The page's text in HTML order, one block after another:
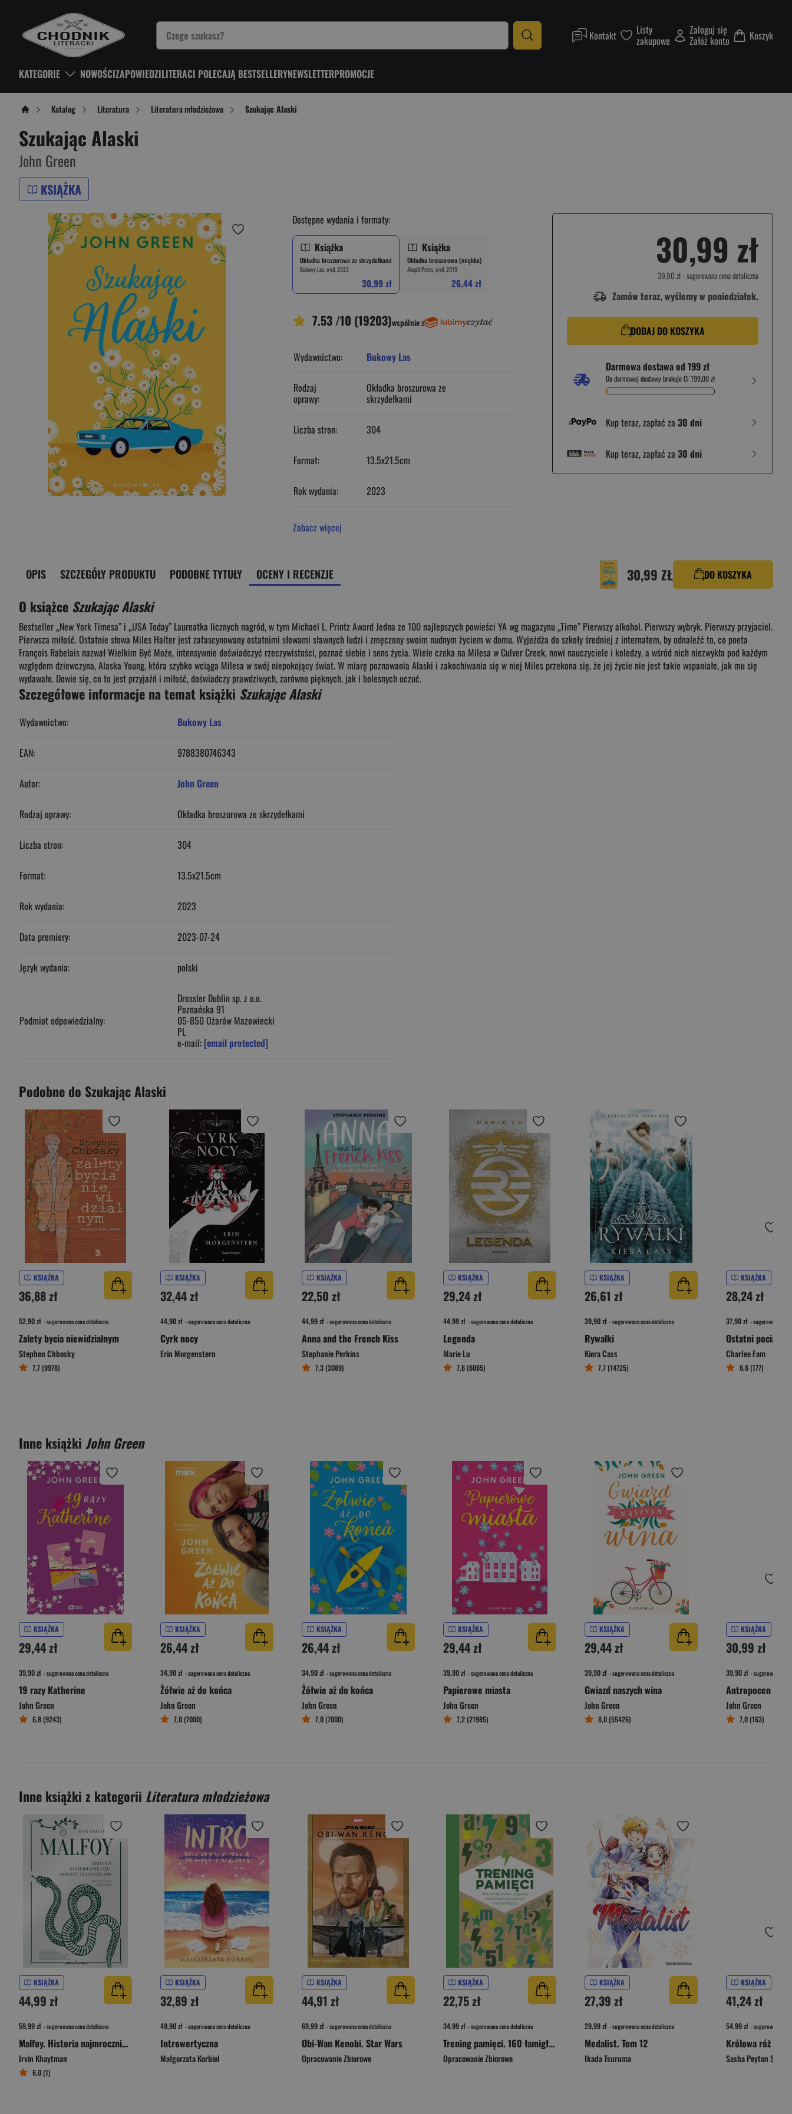
Kontakt Listy
zakupowe
Zaloguj się
Załóż konto Koszyk
KATEGORIE NOWOŚCIZAPOWIEDZILITERACI POLECAJĄ BESTSELLERYNEWSLETTERPROMOCJE
Katalog Literatura Literatura młodzieżowa Szukając Alaski
Szukając Alaski
John Green
KSIĄŻKA
30,99 zł
39,90 zł- sugerowana cena detaliczna
Zamów teraz, wyślemy w poniedziałek.
DODAJ DO KOSZYKA
Darmowa dostawa od 199 zł
Do darmowej dostawy brakuje Ci 199,00 zł
Kup teraz, zapłać za 30 dni
Kup teraz, zapłać za 30 dni
Dostępne wydania i formaty:
Książka
Okładka broszurowa ze skrzydełkami
Bukowy Las, wyd. 2023
30,99 zł
Książka
Okładka broszurowa (miękka)
Akapit Press, wyd. 2019
26,44 zł
7.53 /10 (19203)wspólnie z
Wydawnictwo: Bukowy Las
Rodzaj
oprawy:
Okładka broszurowa ze
skrzydełkami
Liczba stron: 304
Format: 13.5x21.5cm
Rok wydania: 2023
Zobacz więcej
OPIS SZCZEGÓŁY PRODUKTU PODOBNE TYTUŁY OCENY I RECENZJE 30,99 ZŁ DO KOSZYKA
O książce Szukając Alaski
Bestseller „New York Timesa” i „USA Today” Laureatka licznych nagród, w tym Michael L. Printz Award Jedna ze 100 najlepszych powieści YA wg magazynu „Time” Pierwszy alkohol. Pierwszy wybryk. Pierwszy przyjaciel.
Pierwsza miłość. Ostatnie słowa Miles Halter jest zafascynowany ostatnimi słowami sławnych ludzi i zmęczony swoim nudnym życiem w domu. Wyjeżdża do szkoły średniej z internatem, by odnaleźć to, co poeta
François Rabelais nazwał Wielkim Być Może, intensywnie doświadczyć rzeczywistości, poznać siebie i sens życia. Wiele czeka na Milesa w Culver Creek, nowi nauczyciele i koledzy, a wśród nich niezwykła pod każdym
względem dziewczyna, Alaska Young, która szybko wciąga Milesa w swój niepokojący świat. W miarę poznawania Alaski i zakochiwania się w niej Miles przekona się, że jej życie nie jest takie wspaniałe, jak mu się
wydawało. Dowie się, co to jest przyjaźń i miłość, doświadczy prawdziwych, zarówno pięknych, jak i bolesnych uczuć.
Szczegółowe informacje na temat książki Szukając Alaski
Wydawnictwo: Bukowy Las
EAN: 9788380746343
Autor: John Green
Rodzaj oprawy: Okładka broszurowa ze skrzydełkami
Liczba stron: 304
Format: 13.5x21.5cm
Rok wydania: 2023
Data premiery: 2023-07-24
Język wydania: polski
Podmiot odpowiedzialny:
Dressler Dublin sp. z o.o.
Poznańska 91
05-850 Ożarów Mazowiecki
PL
e-mail: [email protected]
Podobne do Szukając Alaski
KSIĄŻKA
36,88 zł
52,90 zł - sugerowana cena detaliczna
Zalety bycia niewidzialnym
Stephen Chbosky
7,7 (9978)
KSIĄŻKA
32,44 zł
44,90 zł - sugerowana cena detaliczna
Cyrk nocy
Erin Morgenstern
KSIĄŻKA
22,50 zł
44,99 zł - sugerowana cena detaliczna
Anna and the French Kiss
Stephanie Perkins
7,3 (3089)
KSIĄŻKA
29,24 zł
44,99 zł - sugerowana cena detaliczna
Legenda
Marie Lu
7,6 (6065)
KSIĄŻKA
26,61 zł
39,90 zł - sugerowana cena detaliczna
Rywalki
Kiera Cass
7,7 (14725)
KSIĄŻKA
28,24 zł
37,90 zł - sugerowana
Ostatni pociąg
Charlee Fam
6,6 (177)
Inne książki John Green
KSIĄŻKA
29,44 zł
39,90 zł - sugerowana cena detaliczna
19 razy Katherine
John Green
6,8 (9243)
KSIĄŻKA
26,44 zł
34,90 zł - sugerowana cena detaliczna
Żółwie aż do końca
John Green
7,0 (7000)
KSIĄŻKA
26,44 zł
34,90 zł - sugerowana cena detaliczna
Żółwie aż do końca
John Green
7,0 (7000)
KSIĄŻKA
29,44 zł
39,90 zł - sugerowana cena detaliczna
Papierowe miasta
John Green
7,2 (21985)
KSIĄŻKA
29,44 zł
39,90 zł - sugerowana cena detaliczna
Gwiazd naszych wina
John Green
8,0 (55426)
KSIĄŻKA
30,99 zł
39,90 zł - sugerowana
Antropocen
John Green
7,0 (163)
Inne książki z kategorii Literatura młodzieżowa
KSIĄŻKA
44,99 zł
59,99 zł - sugerowana cena detaliczna
Malfoy. Historia najmroczniejszej rodziny czarodziejów
Irvin Khaytman
6,0 (1)
KSIĄŻKA
32,89 zł
49,90 zł - sugerowana cena detaliczna
Introwertyczna
Małgorzata Korbiel
KSIĄŻKA
44,91 zł
69,99 zł - sugerowana cena detaliczna
Obi-Wan Kenobi. Star Wars
Opracowanie Zbiorowe
KSIĄŻKA
22,75 zł
34,99 zł - sugerowana cena detaliczna
Trening pamięci. 160 łamigłówek i zagadek wspierających pamięć i koncentrację
Opracowanie Zbiorowe
KSIĄŻKA
27,39 zł
29,99 zł - sugerowana cena detaliczna
Medalist. Tom 12
Ikada Tsuruma
KSIĄŻKA
41,24 zł
54,99 zł - sugerowana
Królowa róż BS
Sasha Peyton Smith